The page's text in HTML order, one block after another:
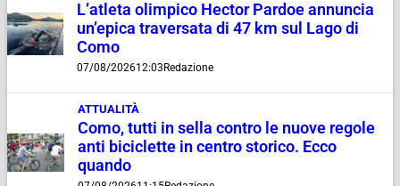
L’atleta olimpico Hector Pardoe annuncia
un’epica traversata di 47 km sul Lago di
Como
07/08/202612:03 Redazione
ATTUALITÀ
Como, tutti in sella contro le nuove regole
anti biciclette in centro storico. Ecco
quando